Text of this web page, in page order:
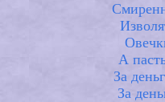
А
За
За